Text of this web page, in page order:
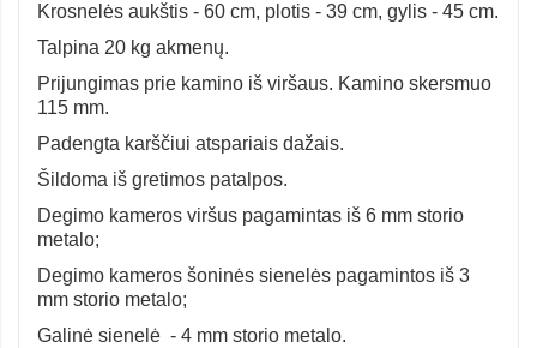
Krosnelės aukštis - 60 cm, plotis - 39 cm, gylis - 45 cm.
Talpina 20 kg akmenų.
Prijungimas prie kamino iš viršaus. Kamino skersmuo
115 mm.
Padengta karščiui atspariais dažais.
Šildoma iš gretimos patalpos.
Degimo kameros viršus pagamintas iš 6 mm storio
metalo;
Degimo kameros šoninės sienelės pagamintos iš 3
mm storio metalo;
Galinė sienelė - 4 mm storio metalo.